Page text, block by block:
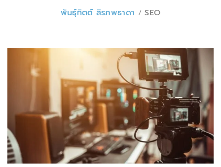
พันธุ์ทิตต์ สิรภพธาดา SEO